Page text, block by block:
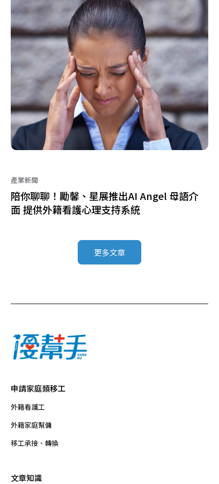
產業新聞
陪你聊聊！勵馨、星展推出AI Angel 母語介
面 提供外籍看護心理支持系統
更多文章
申請家庭類移工
外籍看護工
外籍家庭幫傭
移工承接、轉換
文章知識